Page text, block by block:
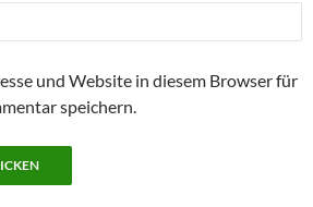
und Website in diesem Browser für
speichern.